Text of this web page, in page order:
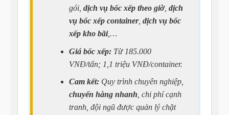
gói, dịch vụ bốc xếp theo giờ, dịch
vụ bốc xếp container, dịch vụ bốc
xếp kho bãi,…
Giá bốc xếp:Từ 185.000
VNĐ/tấn; 1,1 triệu VNĐ/container.
Cam kết:Quy trình chuyên nghiệp,
chuyển hàng nhanh , chi phí cạnh
tranh, đội ngũ được quản lý chặt